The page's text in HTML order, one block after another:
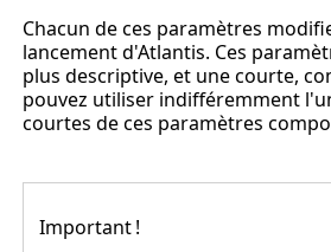
Chacun de ces paramètres
lancement d'Atlantis. Ces
plus descriptive, et une courte,
pouvez utiliser indifféremment
courtes de ces paramètres
Important !